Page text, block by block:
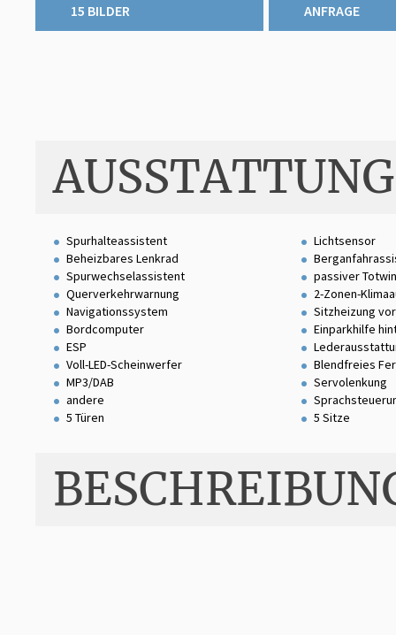
15 BILDER ANFRAGE
AUSSTATTUNG
Spurhalteassistent
Lichtsensor
Beheizbares Lenkrad
Spurwechselassistent
passiver
Querverkehrwarnung
2-Zonen-
Navigationssystem
Sitzheizung
Bordcomputer
Einparkhilfe
ESP
Voll-LED-Scheinwerfer
Blendfreies
MP3/DAB
Servolenkung
andere
5 Türen
5 Sitze